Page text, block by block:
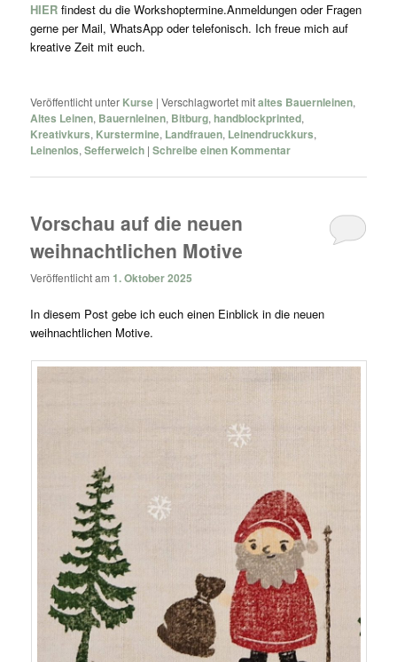
HIER findest du die Workshoptermine.Anmeldungen oder Fragen
gerne per Mail, WhatsApp oder telefonisch. Ich freue mich auf
kreative Zeit mit euch.
Veröffentlicht unter Kurse |Verschlagwortet mitaltes Bauernleinen,
Altes Leinen, Bauernleinen, Bitburg, handblockprinted,
Kreativkurs, Kurstermine, Landfrauen, Leinendruckkurs,
Leinenlos,Sefferweich |Schreibe einen Kommentar
Vorschau auf die neuen
weihnachtlichen Motive
Veröffentlicht am 1. Oktober 2025
In diesem Post gebe ich euch einen Einblick in die neuen
weihnachtlichen Motive.